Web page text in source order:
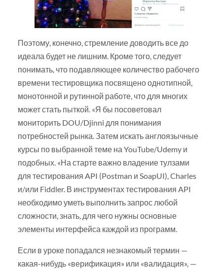
Поэтому, конечно, стремление доводить все до
идеала будет не лишним. Кроме того, следует
понимать, что подавляющее количество рабочего
времени тестировщика посвящено однотипной,
монотонной и рутинной работе, что для многих
может стать пыткой. «Я бы посоветовал
мониторить DOU/Djinni для понимания
потребностей рынка. Затем искать англоязычные
курсы по выбранной теме на YouTube/Udemy и
подобных. «На старте важно владение тулзами
для тестирования API (Postman и SoapUI), Charles
и/или Fiddler. В инструментах тестирования API
необходимо уметь выполнить запрос любой
сложности, знать, для чего нужны основные
элементы интерфейса каждой из программ.
Если в уроке попадался незнакомый термин —
какая-нибудь «верификация» или «валидация», —